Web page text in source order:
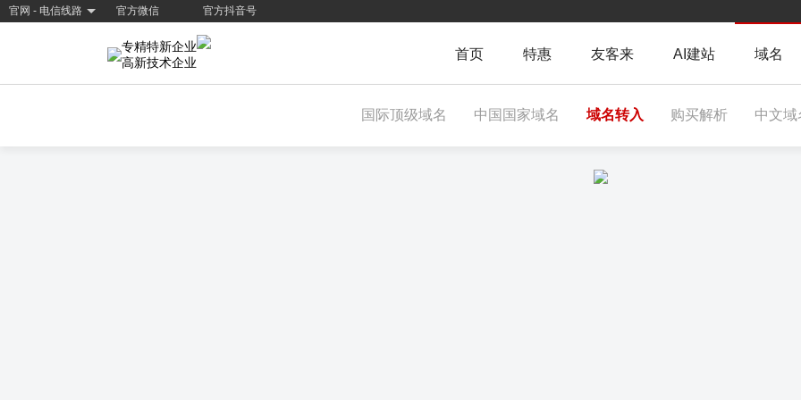
官网 - 电信线路 官方微信 官方抖音号
专精特新企业
高新技术企业
首页 特惠 友客来 AI建站 域名
国际顶级域名 中国国家域名 域名转入 购买解析 中文